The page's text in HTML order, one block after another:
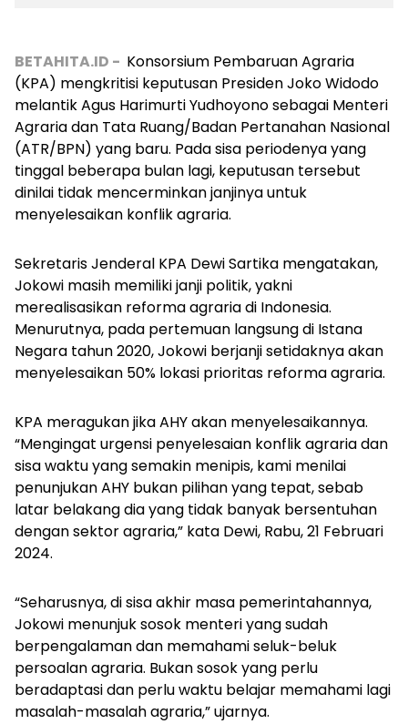
BETAHITA.ID - Konsorsium Pembaruan Agraria
(KPA) mengkritisi keputusan Presiden Joko Widodo
melantik Agus Harimurti Yudhoyono sebagai Menteri
Agraria dan Tata Ruang/Badan Pertanahan Nasional
(ATR/BPN) yang baru. Pada sisa periodenya yang
tinggal beberapa bulan lagi, keputusan tersebut
dinilai tidak mencerminkan janjinya untuk
menyelesaikan konflik agraria.
Sekretaris Jenderal KPA Dewi Sartika mengatakan,
Jokowi masih memiliki janji politik, yakni
merealisasikan reforma agraria di Indonesia.
Menurutnya, pada pertemuan langsung di Istana
Negara tahun 2020, Jokowi berjanji setidaknya akan
menyelesaikan 50% lokasi prioritas reforma agraria.
KPA meragukan jika AHY akan menyelesaikannya.
“Mengingat urgensi penyelesaian konflik agraria dan
sisa waktu yang semakin menipis, kami menilai
penunjukan AHY bukan pilihan yang tepat, sebab
latar belakang dia yang tidak banyak bersentuhan
dengan sektor agraria,” kata Dewi, Rabu, 21 Februari
2024.
“Seharusnya, di sisa akhir masa pemerintahannya,
Jokowi menunjuk sosok menteri yang sudah
berpengalaman dan memahami seluk-beluk
persoalan agraria. Bukan sosok yang perlu
beradaptasi dan perlu waktu belajar memahami lagi
masalah-masalah agraria,” ujarnya.